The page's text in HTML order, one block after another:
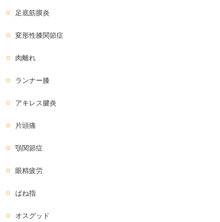
足底筋膜炎
変形性膝関節症
肉離れ
ランナー膝
アキレス腱炎
片頭痛
顎関節症
眼精疲労
ばね指
オスグッド